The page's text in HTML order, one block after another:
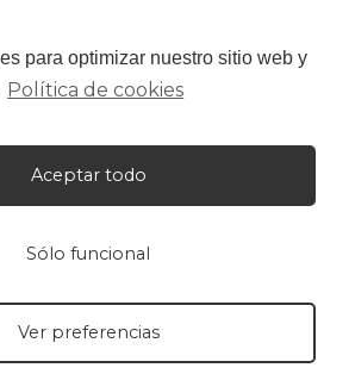
para optimizar nuestro sitio web y
Política de cookies
Aceptar todo
Sólo funcional
Ver preferencias
Todos los derechos reservados